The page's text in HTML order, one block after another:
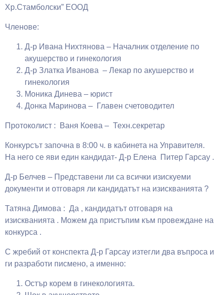
Хр.Стамболски” ЕООД
Членове:
Д-р Ивана Нихтянова – Началник отделение по
акушерство и гинекология
Д-р Златка Иванова – Лекар по акушерство и
гинекология
Моника Динева – юрист
Донка Маринова – Главен счетоводител
Протоколист : Ваня Коева – Техн.секретар
Конкурсът започна в 8:00 ч. в кабинета на Управителя.
На него се яви един кандидат- Д-р Елена Питер Гарсау .
Д-р Белчев – Представени ли са всички изискуеми
документи и отговаря ли кандидатът на изискванията ?
Татяна Димова : Да , кандидатът отговаря на
изискванията . Можем да пристъпим към провеждане на
конкурса .
С жребий от конспекта Д-р Гарсау изтегли два въпроса и
ги разработи писмено, а именно:
Остър корем в гинекологията.